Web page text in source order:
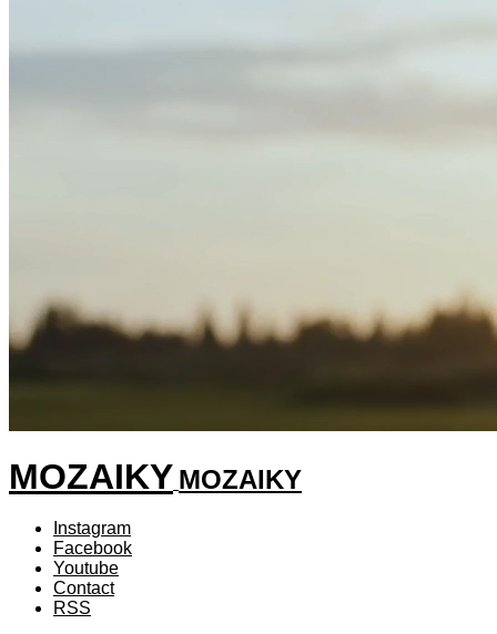
MOZAIKY MOZAIKY
Instagram
Facebook
Youtube
Contact
RSS